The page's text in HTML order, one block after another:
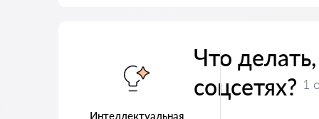
Интеллектуальная
Что
соцсетях? 1